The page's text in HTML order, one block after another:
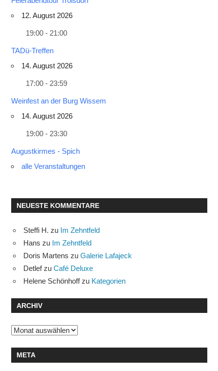
12. August 2026
19:00 - 21:00
TADü-Treffen
14. August 2026
17:00 - 23:59
Weinfest an der Burg Wissem
14. August 2026
19:00 - 23:30
Augustkirmes - Spich
alle Veranstaltungen
NEUESTE KOMMENTARE
Steffi H. zu Im Zehntfeld
Hans zu Im Zehntfeld
Doris Martens zu Galerie Lafajeck
Detlefzu Café Deluxe
Helene Schönhoffzu Kategorien
ARCHIV
Archiv
META